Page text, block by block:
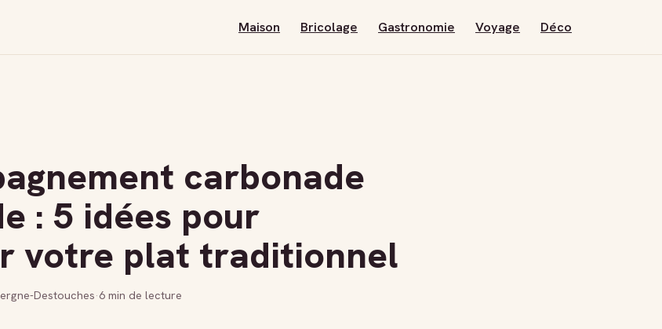
Maison Bricolage Gastronomie Voyage Déco
carbonade
: 5 idées pour
votre plat traditionnel
Destouches·6 min de lecture